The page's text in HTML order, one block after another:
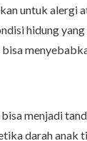
untuk alergi
hidung
menjadi
darah anak